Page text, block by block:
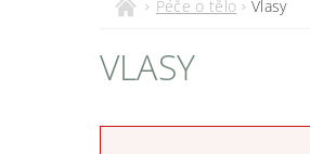
Péče o tělo Vlasy
VLASY